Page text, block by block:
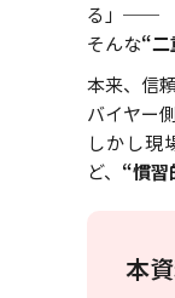
る」──
そんな“
本来、信
バイヤー
しかし現
ど、 “慣習
本